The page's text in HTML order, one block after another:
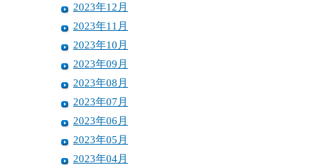
2023年12月
2023年11月
2023年10月
2023年09月
2023年08月
2023年07月
2023年06月
2023年05月
2023年04月